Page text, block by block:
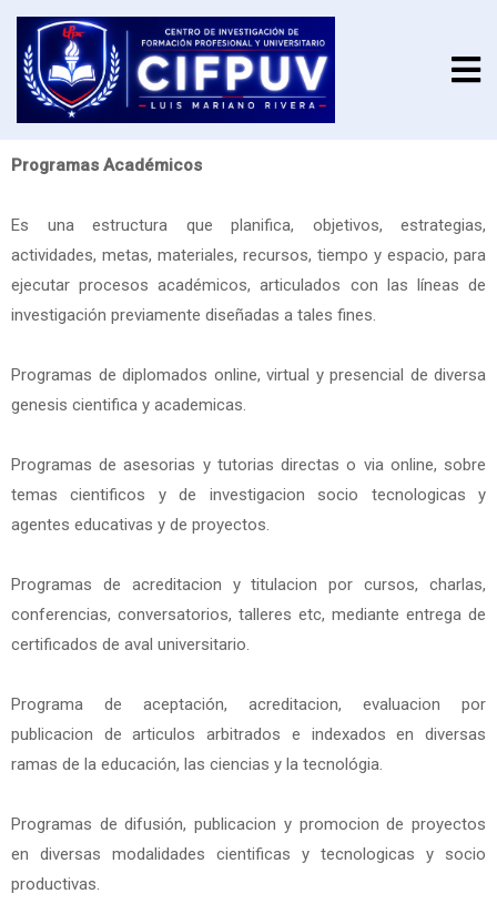
Programas Académicos
Es una estructura que planifica, objetivos, estrategias,
actividades, metas, materiales, recursos, tiempo y espacio, para
ejecutar procesos académicos, articulados con las líneas de
investigación previamente diseñadas a tales fines.
Programas de diplomados online, virtual y presencial de diversa
genesis cientifica y academicas.
Programas de asesorias y tutorias directas o via online, sobre
temas cientificos y de investigacion socio tecnologicas y
agentes educativas y de proyectos.
Programas de acreditacion y titulacion por cursos, charlas,
conferencias, conversatorios, talleres etc, mediante entrega de
certificados de aval universitario.
Programa de aceptación, acreditacion, evaluacion por
publicacion de articulos arbitrados e indexados en diversas
ramas de la educación, las ciencias y la tecnológia.
Programas de difusión, publicacion y promocion de proyectos
en diversas modalidades cientificas y tecnologicas y socio
productivas.